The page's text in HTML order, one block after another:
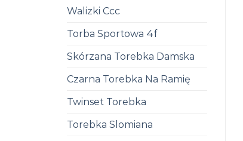
Walizki Ccc
Torba Sportowa 4f
Skórzana Torebka Damska
Czarna Torebka Na Ramię
Twinset Torebka
Torebka Slomiana